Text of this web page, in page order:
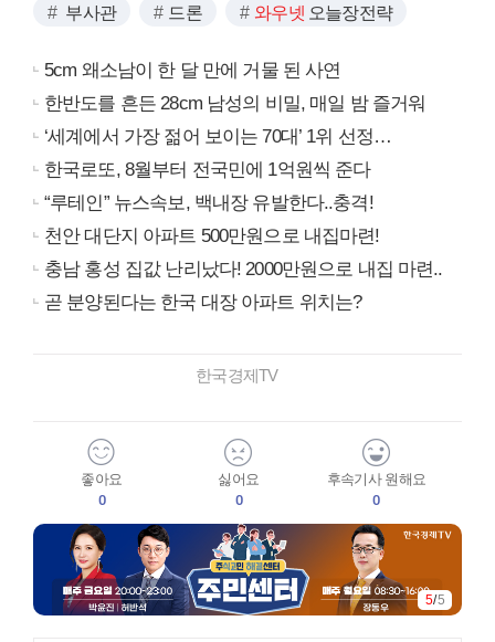
부사관 드론 와우넷 오늘장전략
5cm 왜소남이 한 달 만에 거물 된 사연
한반도를 흔든 28cm 남성의 비밀, 매일 밤 즐거워
‘세계에서 가장 젊어 보이는 70대’ 1위 선정…
한국로또, 8월부터 전국민에 1억원씩 준다
“루테인” 뉴스속보, 백내장 유발한다..충격!
천안 대단지 아파트 500만원으로 내집마련!
충남 홍성 집값 난리났다! 2000만원으로 내집 마련..
곧 분양된다는 한국 대장 아파트 위치는?
한국경제TV
좋아요
0
싫어요
0
후속기사 원해요
0
5/5